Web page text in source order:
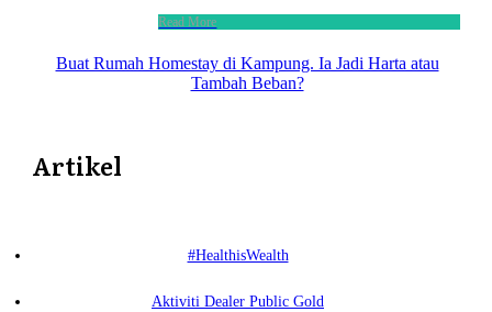
Read More
Buat Rumah Homestay di Kampung. Ia Jadi Harta atau
Tambah Beban?
Artikel
#HealthisWealth
Aktiviti Dealer Public Gold